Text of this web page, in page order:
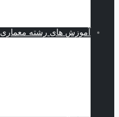
آموزش های رشته معماری